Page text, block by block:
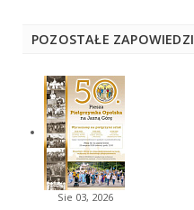
POZOSTAŁE ZAPOWIEDZI
Sie 03, 2026